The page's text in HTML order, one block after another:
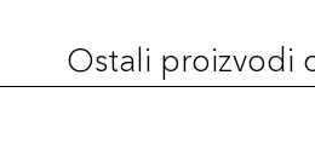
Ostali proizvodi